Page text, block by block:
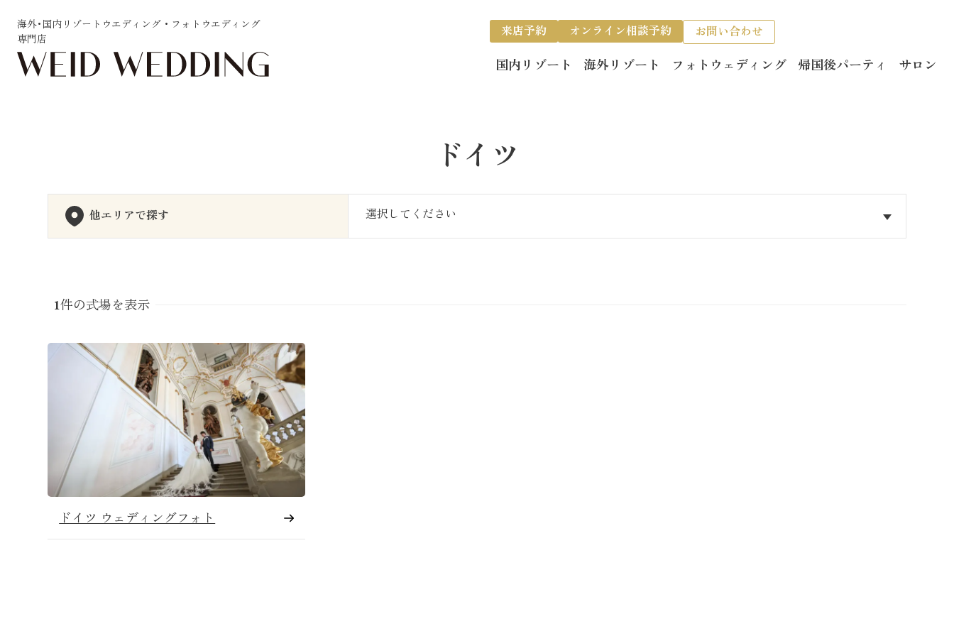
海外･国内リゾートウエディング・フォトウエディング
専門店
国内リゾート 海外リゾート フォトウェディング 帰国後パーティ サロン
来店予約 オンライン相談予約 お問い合わせ
ドイツ
他エリアで探す 選択してください
1件の式場を表示
ドイツ ウェディングフォト